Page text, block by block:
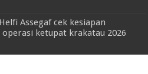
Assegaf cek kesiapan
ketupat krakatau 2026